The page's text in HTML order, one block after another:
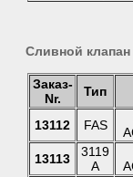
Сливной клапан
Заказ-
Nr.
Тип
13112 FAS
13113
3119
A